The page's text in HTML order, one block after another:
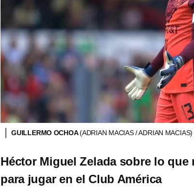
GUILLERMO OCHOA(ADRIAN MACIAS / ADRIAN MACIAS)
Héctor Miguel Zelada sobre lo
para jugar en el Club América